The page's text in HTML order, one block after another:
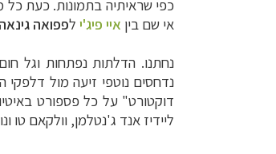
כפי שראיתיה בתמונות. כעת כל
אי שם בין איי פיג'י לפפואה
נחתנו. הדלתות נפתחות וגל
נדחסים נוטפי זיעה מול
דוקטורט" על כל פספורט
ליידיז אנד ג'נטלמן, וולקאם טו